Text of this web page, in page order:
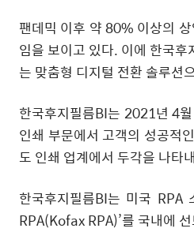
팬데믹 이후 약 80% 이상의
임을 보이고 있다. 이에 한국
는 맞춤형 디지털 전환 솔루션
한국후지필름BI는 2021년 4
인쇄 부문에서 고객의 성공적
도 인쇄 업계에서 두각을 나
한국후지필름BI는 미국 RPA
RPA(Kofax RPA)’를 국내에